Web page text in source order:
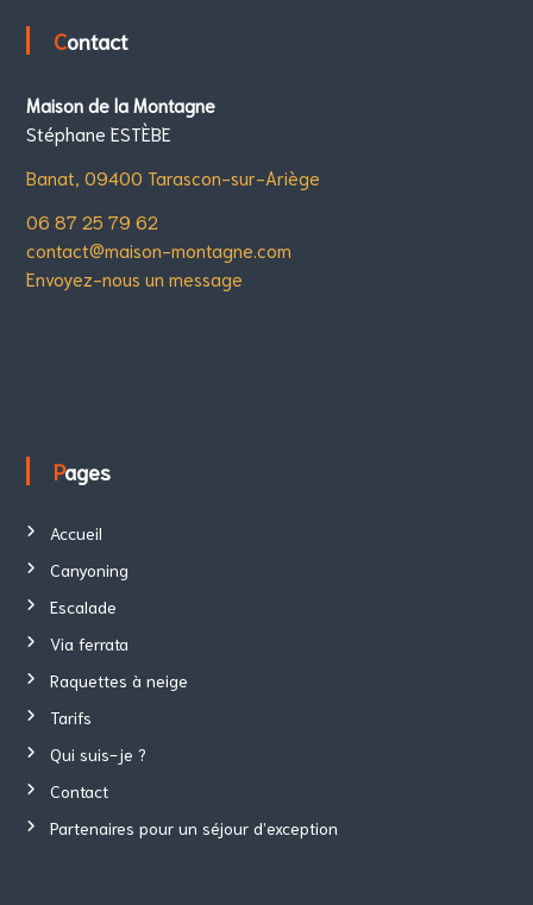
Contact
Maison de la Montagne
Stéphane ESTÈBE
Banat, 09400 Tarascon-sur-Ariège
06 87 25 79 62
contact@maison-montagne.com
Envoyez-nous un message
Pages
Accueil
Canyoning
Escalade
Via ferrata
Raquettes à neige
Tarifs
Qui suis-je ?
Contact
Partenaires pour un séjour d’exception